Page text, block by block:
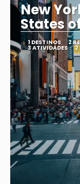
New
States
1 DESTINOS 2
3 ATIVIDADES 2